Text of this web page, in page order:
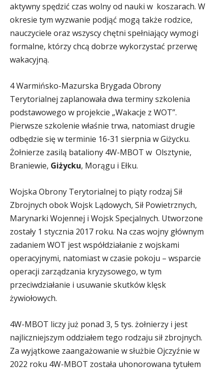
aktywny spędzić czas wolny od nauki w koszarach. W
okresie tym wyzwanie podjąć mogą także rodzice,
nauczyciele oraz wszyscy chętni spełniający wymogi
formalne, którzy chcą dobrze wykorzystać przerwę
wakacyjną.
4 Warmińsko-Mazurska Brygada Obrony
Terytorialnej zaplanowała dwa terminy szkolenia
podstawowego w projekcie „Wakacje z WOT”.
Pierwsze szkolenie właśnie trwa, natomiast drugie
odbędzie się w terminie 16-31 sierpnia w Giżycku.
Żołnierze zasilą bataliony 4W-MBOT w Olsztynie,
Braniewie, Giżycku, Morągu i Ełku.
Wojska Obrony Terytorialnej to piąty rodzaj Sił
Zbrojnych obok Wojsk Lądowych, Sił Powietrznych,
Marynarki Wojennej i Wojsk Specjalnych. Utworzone
zostały 1 stycznia 2017 roku. Na czas wojny głównym
zadaniem WOT jest współdziałanie z wojskami
operacyjnymi, natomiast w czasie pokoju – wsparcie
operacji zarządzania kryzysowego, w tym
przeciwdziałanie i usuwanie skutków klęsk
żywiołowych.
4W-MBOT liczy już ponad 3, 5 tys. żołnierzy i jest
najliczniejszym oddziałem tego rodzaju sił zbrojnych.
Za wyjątkowe zaangażowanie w służbie Ojczyźnie w
2022 roku 4W-MBOT została uhonorowana tytułem